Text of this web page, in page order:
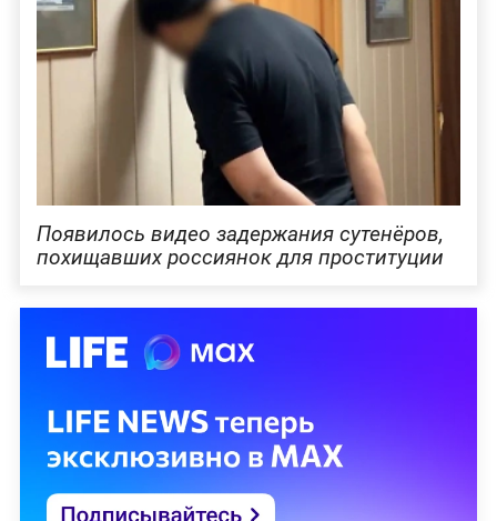
Появилось видео задержания сутенёров,
похищавших россиянок для проституции